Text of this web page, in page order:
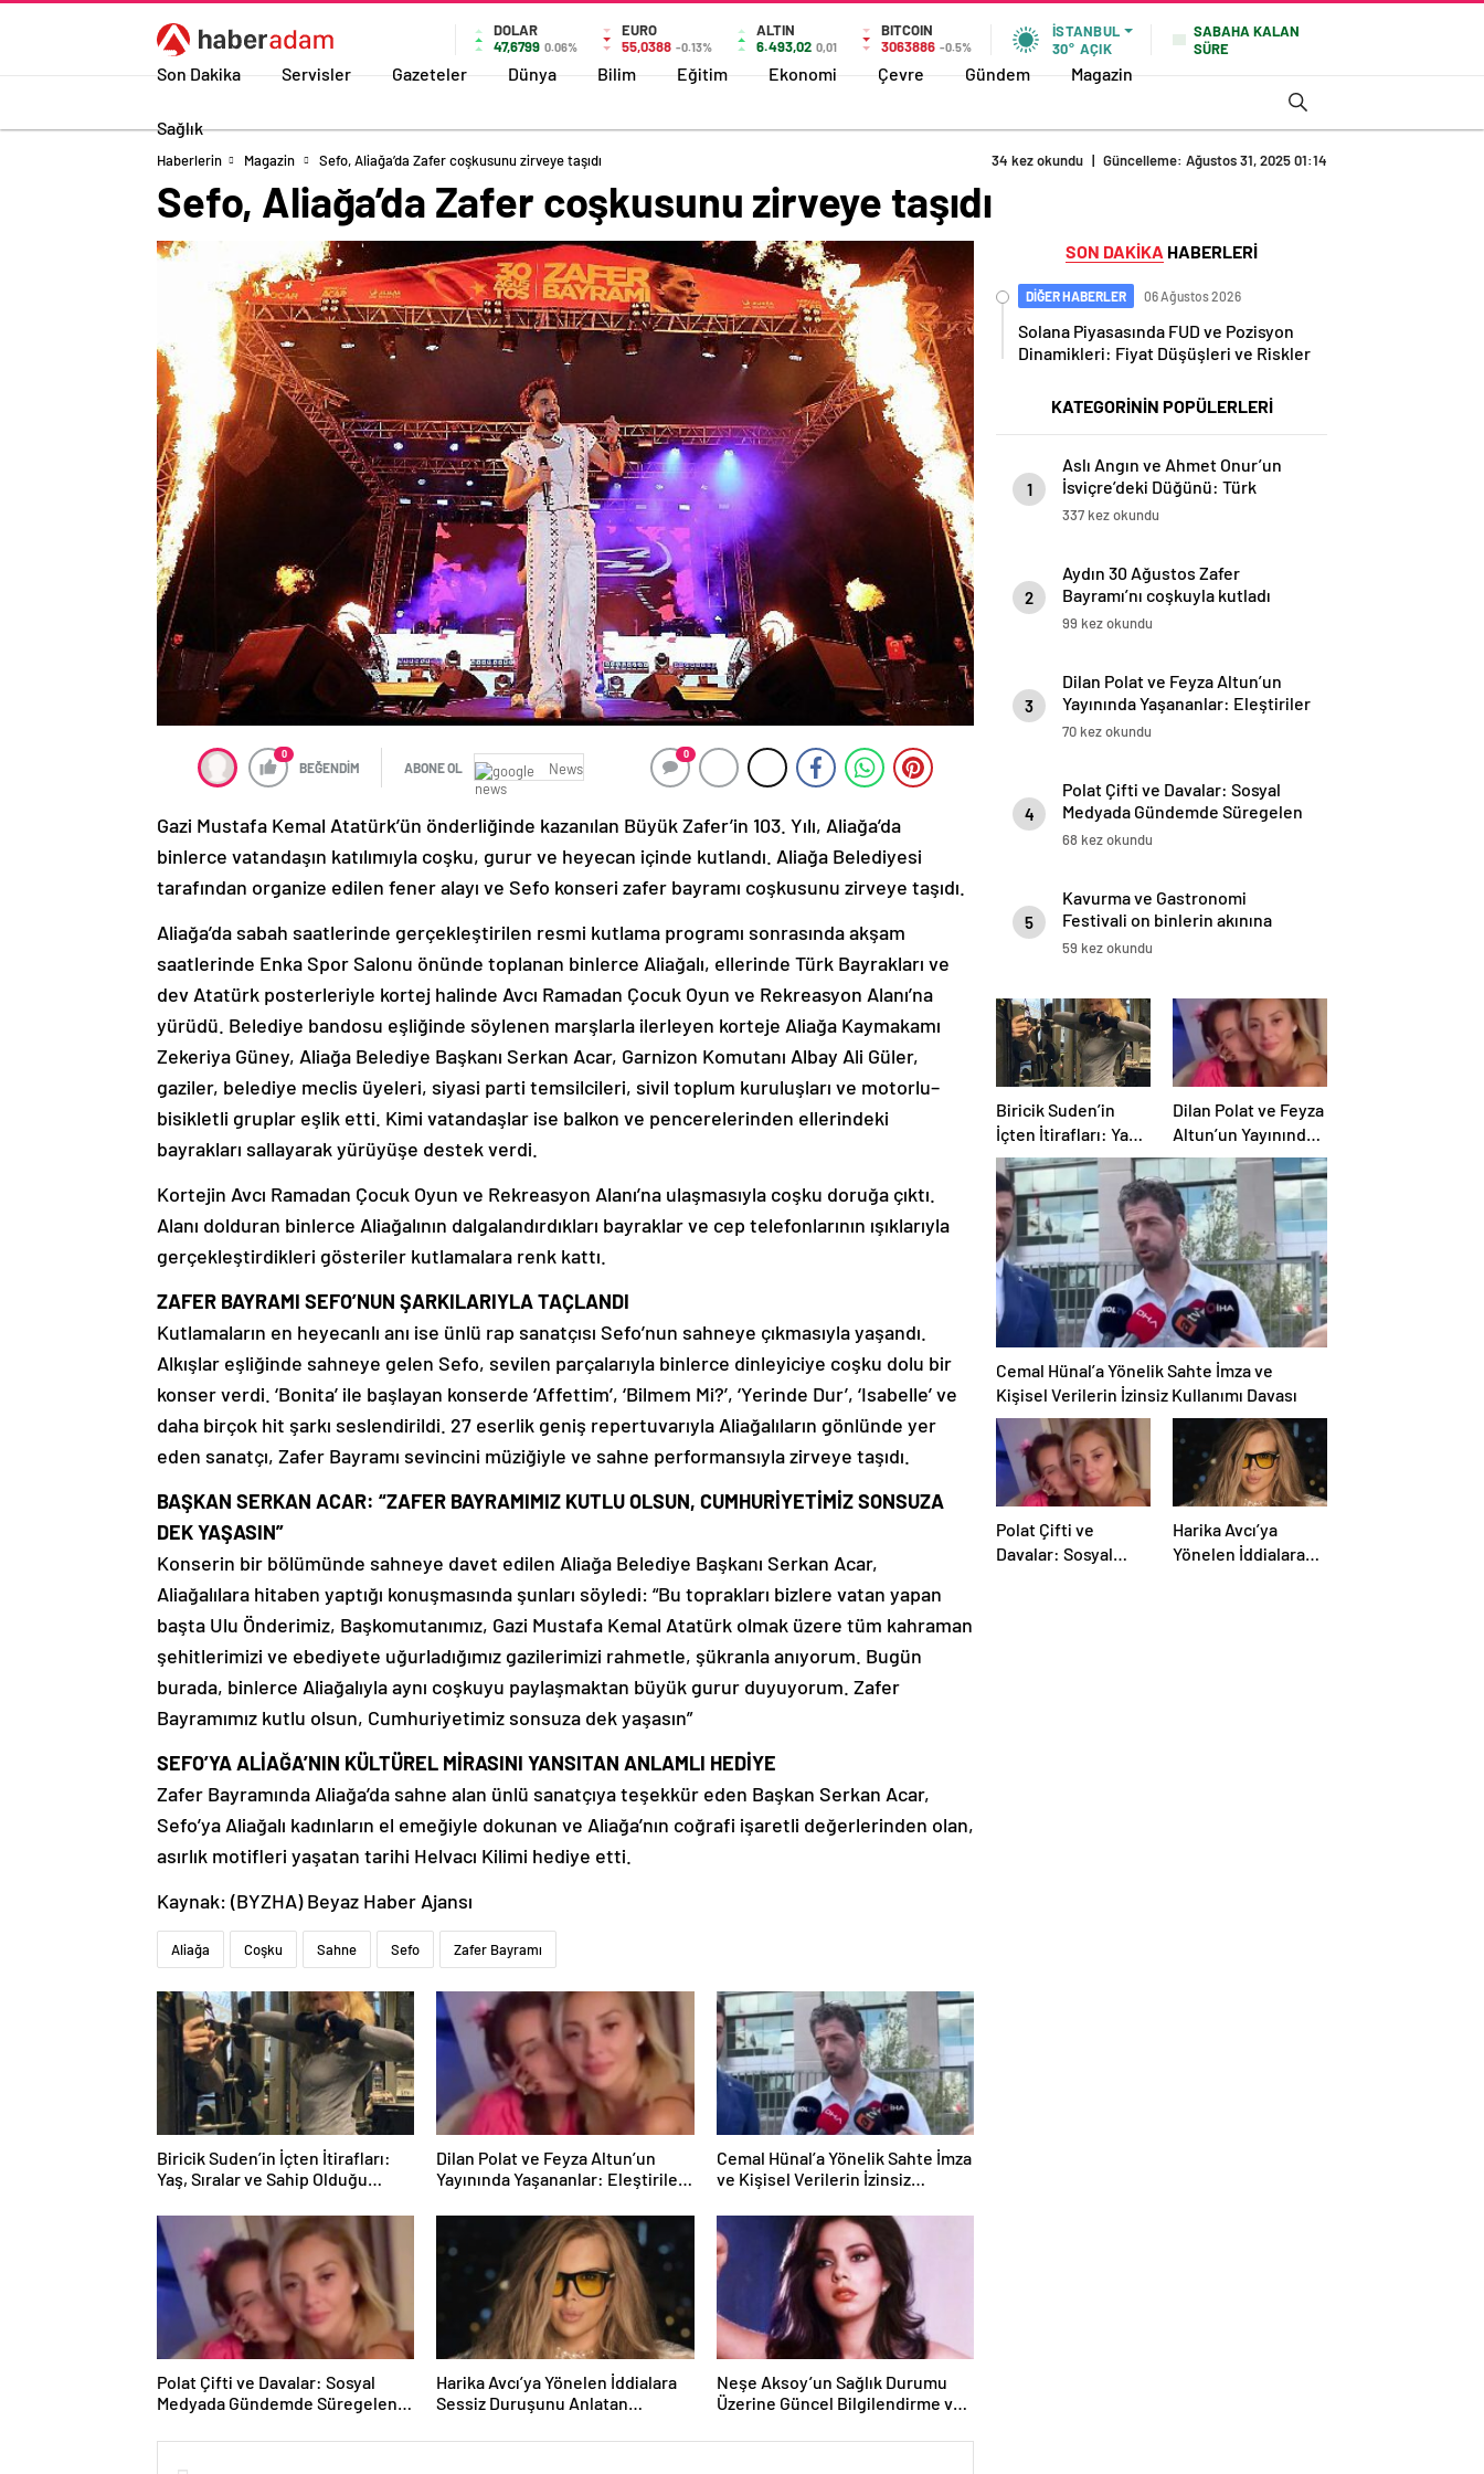
DOLAR
47,6799 0.06%
EURO
55,0388 -0.13%
ALTIN
6.493,02 0,01
BITCOIN
3063886 -0.5%
İSTANBUL
30° AÇIK
SABAHA KALAN
SÜRE
Son Dakika Servisler Gazeteler Dünya Bilim Eğitim Ekonomi Çevre Gündem Magazin
Sağlık
Haberlerin Magazin Sefo, Aliağa’da Zafer coşkusunu zirveye taşıdı 34 kez okundu | Güncelleme: Ağustos 31, 2025 01:14
Sefo, Aliağa’da Zafer coşkusunu zirveye taşıdı
0
BEĞENDİM ABONE OL News
0
Gazi Mustafa Kemal Atatürk’ün önderliğinde kazanılan Büyük Zafer’in 103. Yılı, Aliağa’da
binlerce vatandaşın katılımıyla coşku, gurur ve heyecan içinde kutlandı. Aliağa Belediyesi
tarafından organize edilen fener alayı ve Sefo konseri zafer bayramı coşkusunu zirveye taşıdı.
Aliağa’da sabah saatlerinde gerçekleştirilen resmi kutlama programı sonrasında akşam
saatlerinde Enka Spor Salonu önünde toplanan binlerce Aliağalı, ellerinde Türk Bayrakları ve
dev Atatürk posterleriyle kortej halinde Avcı Ramadan Çocuk Oyun ve Rekreasyon Alanı’na
yürüdü. Belediye bandosu eşliğinde söylenen marşlarla ilerleyen korteje Aliağa Kaymakamı
Zekeriya Güney, Aliağa Belediye Başkanı Serkan Acar, Garnizon Komutanı Albay Ali Güler,
gaziler, belediye meclis üyeleri, siyasi parti temsilcileri, sivil toplum kuruluşları ve motorlu–
bisikletli gruplar eşlik etti. Kimi vatandaşlar ise balkon ve pencerelerinden ellerindeki
bayrakları sallayarak yürüyüşe destek verdi.
Kortejin Avcı Ramadan Çocuk Oyun ve Rekreasyon Alanı’na ulaşmasıyla coşku doruğa çıktı.
Alanı dolduran binlerce Aliağalının dalgalandırdıkları bayraklar ve cep telefonlarının ışıklarıyla
gerçekleştirdikleri gösteriler kutlamalara renk kattı.
ZAFER BAYRAMI SEFO’NUN ŞARKILARIYLA TAÇLANDI
Kutlamaların en heyecanlı anı ise ünlü rap sanatçısı Sefo’nun sahneye çıkmasıyla yaşandı.
Alkışlar eşliğinde sahneye gelen Sefo, sevilen parçalarıyla binlerce dinleyiciye coşku dolu bir
konser verdi. ‘Bonita’ ile başlayan konserde ‘Affettim’, ‘Bilmem Mi?’, ‘Yerinde Dur’, ‘Isabelle’ ve
daha birçok hit şarkı seslendirildi. 27 eserlik geniş repertuvarıyla Aliağalıların gönlünde yer
eden sanatçı, Zafer Bayramı sevincini müziğiyle ve sahne performansıyla zirveye taşıdı.
BAŞKAN SERKAN ACAR: “ZAFER BAYRAMIMIZ KUTLU OLSUN, CUMHURİYETİMİZ SONSUZA
DEK YAŞASIN”
Konserin bir bölümünde sahneye davet edilen Aliağa Belediye Başkanı Serkan Acar,
Aliağalılara hitaben yaptığı konuşmasında şunları söyledi: “Bu toprakları bizlere vatan yapan
başta Ulu Önderimiz, Başkomutanımız, Gazi Mustafa Kemal Atatürk olmak üzere tüm kahraman
şehitlerimizi ve ebediyete uğurladığımız gazilerimizi rahmetle, şükranla anıyorum. Bugün
burada, binlerce Aliağalıyla aynı coşkuyu paylaşmaktan büyük gurur duyuyorum. Zafer
Bayramımız kutlu olsun, Cumhuriyetimiz sonsuza dek yaşasın”
SEFO’YA ALİAĞA’NIN KÜLTÜREL MİRASINI YANSITAN ANLAMLI HEDİYE
Zafer Bayramında Aliağa’da sahne alan ünlü sanatçıya teşekkür eden Başkan Serkan Acar,
Sefo’ya Aliağalı kadınların el emeğiyle dokunan ve Aliağa’nın coğrafi işaretli değerlerinden olan,
asırlık motifleri yaşatan tarihi Helvacı Kilimi hediye etti.
Kaynak: (BYZHA) Beyaz Haber Ajansı
Aliağa Coşku Sahne Sefo Zafer Bayramı
Biricik Suden’in İçten İtirafları:
Yaş, Sıralar ve Sahip Olduğu
Dilan Polat ve Feyza Altun’un
Yayınında Yaşananlar: Eleştiriler
Cemal Hünal’a Yönelik Sahte İmza
ve Kişisel Verilerin İzinsiz
Polat Çifti ve Davalar: Sosyal
Medyada Gündemde Süregelen
Harika Avcı’ya Yönelen İddialara
Sessiz Duruşunu Anlatan
Neşe Aksoy’un Sağlık Durumu
Üzerine Güncel Bilgilendirme ve
SON DAKİKA HABERLERİ
DİĞER HABERLER 06 Ağustos 2026
Solana Piyasasında FUD ve Pozisyon
Dinamikleri: Fiyat Düşüşleri ve Riskler
KATEGORİNİN POPÜLERLERİ
1
Aslı Angın ve Ahmet Onur’un
İsviçre’deki Düğünü: Türk
Sosyetesinin Yeni Buluşması
337 kez okundu
2
Aydın 30 Ağustos Zafer
Bayramı’nı coşkuyla kutladı
99 kez okundu
3
Dilan Polat ve Feyza Altun’un
Yayınında Yaşananlar: Eleştiriler
ve İddialar
70 kez okundu
4
Polat Çifti ve Davalar: Sosyal
Medyada Gündemde Süregelen
İstikametler
68 kez okundu
5
Kavurma ve Gastronomi
Festivali on binlerin akınına
uğradı
59 kez okundu
Biricik Suden’in
İçten İtirafları: Yaş,
Sıralar ve Sahip
Olduğu Güçler
Dilan Polat ve Feyza
Altun’un Yayınında
Yaşananlar:
Eleştiriler ve
İddialar
Cemal Hünal’a Yönelik Sahte İmza ve
Kişisel Verilerin İzinsiz Kullanımı Davası
Polat Çifti ve
Davalar: Sosyal
Harika Avcı’ya
Yönelen İddialara